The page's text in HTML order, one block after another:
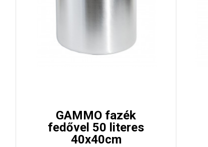
GAMMO fazék
fedővel 50 literes
40x40cm